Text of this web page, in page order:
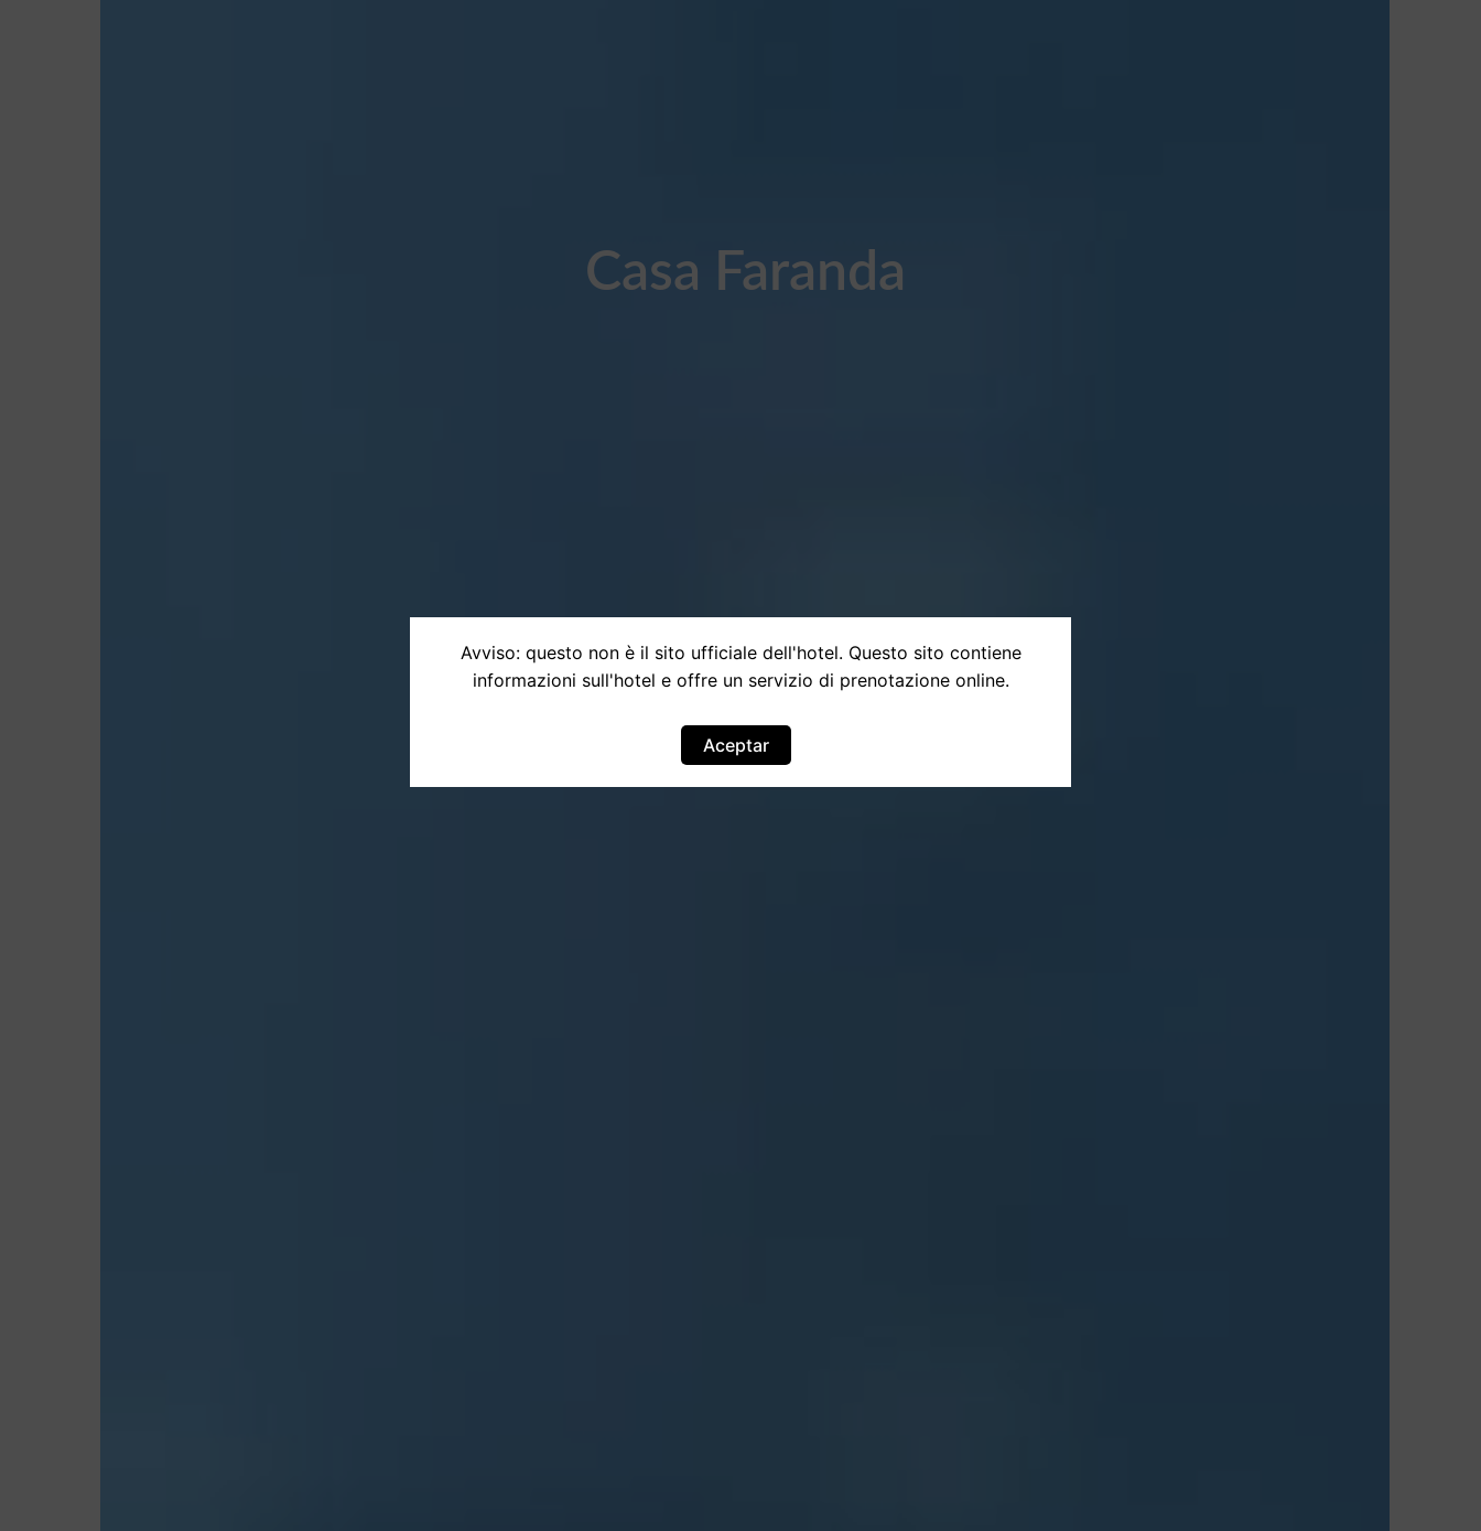
Casa Faranda
Avviso: questo non è il sito ufficiale dell'hotel. Questo sito contiene
informazioni sull'hotel e offre un servizio di prenotazione online.
Aceptar